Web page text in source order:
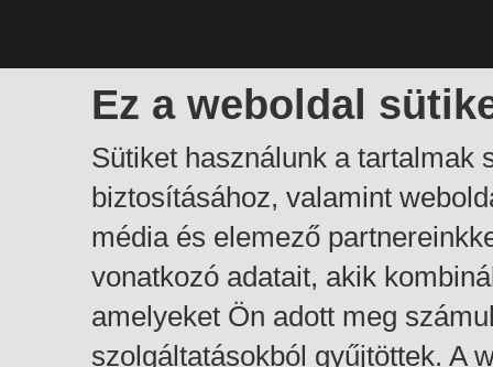
Ez a weboldal
Sütiket használunk a tartalmak
biztosításához, valamint
média és elemező
vonatkozó adatait, akik
amelyeket Ön adott meg
szolgáltatásokból gyűjtöttek. A